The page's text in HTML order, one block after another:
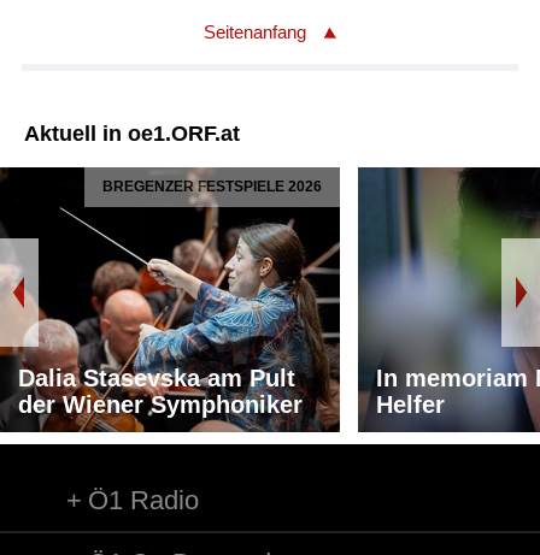
Seitenanfang
Aktuell in oe1.ORF.at
BREGENZER FESTSPIELE 2026
Dalia Stasevska am Pult
der Wiener Symphoniker
In memoriam
Helfer
Ö1 Radio